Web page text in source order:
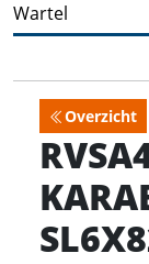
Wartel
Overzicht